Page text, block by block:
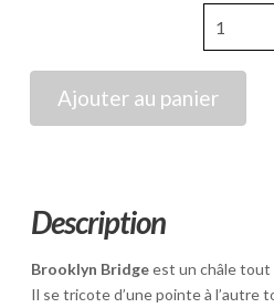
BridgeAjouter au panier
Description
Brooklyn Bridgeest un châle
Il se tricote d’une pointe à l’autre